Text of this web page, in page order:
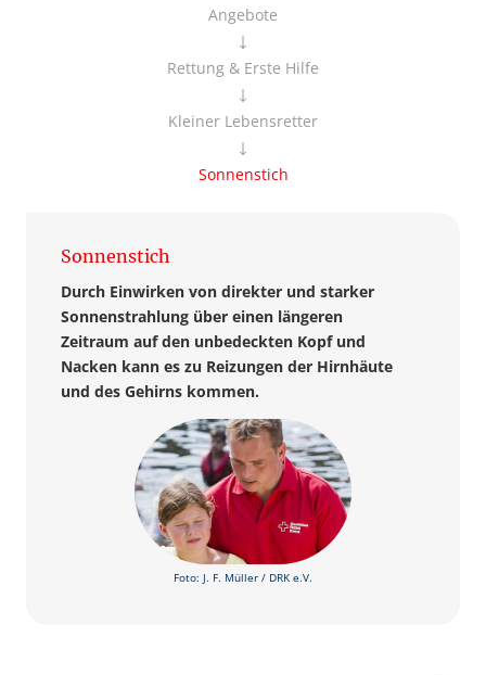
Angebote
Rettung & Erste Hilfe
Kleiner Lebensretter
Sonnenstich
Sonnenstich
Durch Einwirken von direkter und starker
Sonnenstrahlung über einen längeren
Zeitraum auf den unbedeckten Kopf und
Nacken kann es zu Reizungen der Hirnhäute
und des Gehirns kommen.
Foto: J. F. Müller / DRK e.V.